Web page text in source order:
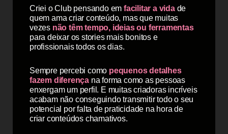
Criei o Club pensando em facilitar a vidade
quem ama criar conteúdo, mas que muitas
vezes não têm tempo, ideias ou ferramentas
para deixar os stories mais bonitos e
profissionais todos os dias.
Sempre percebi como pequenos detalhes
fazem diferença na forma como as pessoas
enxergam um perfil. E muitas criadoras incríveis
acabam não conseguindo transmitir todo o seu
potencial por falta de praticidade na hora de
criar conteúdos chamativos.